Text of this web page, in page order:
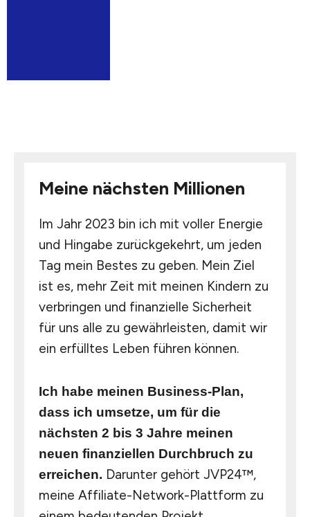
Meine nächsten Millionen
Im Jahr 2023 bin ich mit voller Energie
und Hingabe zurückgekehrt, um jeden
Tag mein Bestes zu geben. Mein Ziel
ist es, mehr Zeit mit meinen Kindern zu
verbringen und finanzielle Sicherheit
für uns alle zu gewährleisten, damit wir
ein erfülltes Leben führen können.
Ich habe meinen Business-Plan,
dass ich umsetze, um für die
nächsten 2 bis 3 Jahre meinen
neuen finanziellen Durchbruch zu
erreichen. Darunter gehört JVP24™,
meine Affiliate-Network-Plattform zu